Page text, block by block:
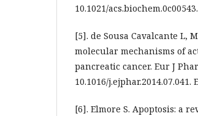
10.1021/
[5]. de Sousa Cavalcante L,
molecular mechanisms of
pancreatic cancer. Eur J
10.1016/j.ejphar.2014.07.041.
[6]. Elmore S. Apoptosis: a